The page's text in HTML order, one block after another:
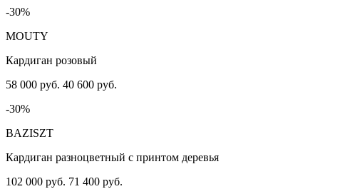
-30%
MOUTY
Кардиган розовый
58 000 руб. 40 600 руб.
-30%
BAZISZT
Кардиган разноцветный с принтом деревья
102 000 руб. 71 400 руб.